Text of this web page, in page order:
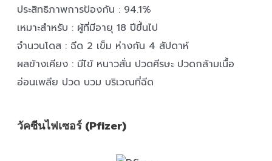
ประสิทธิภาพการป้องกัน : 94.1%
เหมาะสำหรับ : ผู้ที่มีอายุ 18 ปีขึ้นไป
จำนวนโดส : ฉีด 2 เข็ม ห่างกัน 4 สัปดาห์
ผลข้างเคียง : มีไข้ หนาวสั่น ปวดศีรษะ ปวดกล้ามเนื้อ
อ่อนเพลีย ปวด บวม บริเวณที่ฉีด
วัคซีนไฟเซอร์ (Pfizer)